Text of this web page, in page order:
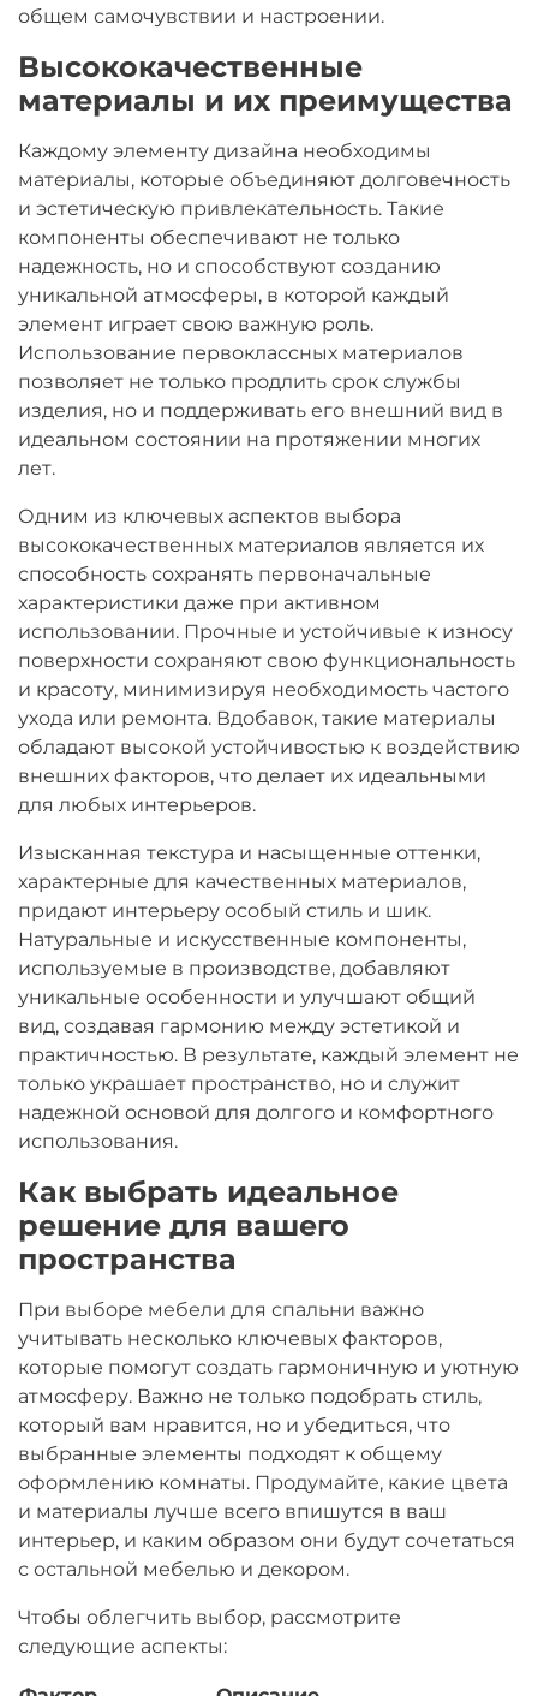
общем самочувствии и настроении.
Высококачественные
материалы и их преимущества
Каждому элементу дизайна необходимы
материалы, которые объединяют долговечность
и эстетическую привлекательность. Такие
компоненты обеспечивают не только
надежность, но и способствуют созданию
уникальной атмосферы, в которой каждый
элемент играет свою важную роль.
Использование первоклассных материалов
позволяет не только продлить срок службы
изделия, но и поддерживать его внешний вид в
идеальном состоянии на протяжении многих
лет.
Одним из ключевых аспектов выбора
высококачественных материалов является их
способность сохранять первоначальные
характеристики даже при активном
использовании. Прочные и устойчивые к износу
поверхности сохраняют свою функциональность
и красоту, минимизируя необходимость частого
ухода или ремонта. Вдобавок, такие материалы
обладают высокой устойчивостью к воздействию
внешних факторов, что делает их идеальными
для любых интерьеров.
Изысканная текстура и насыщенные оттенки,
характерные для качественных материалов,
придают интерьеру особый стиль и шик.
Натуральные и искусственные компоненты,
используемые в производстве, добавляют
уникальные особенности и улучшают общий
вид, создавая гармонию между эстетикой и
практичностью. В результате, каждый элемент не
только украшает пространство, но и служит
надежной основой для долгого и комфортного
использования.
Как выбрать идеальное
решение для вашего
пространства
При выборе мебели для спальни важно
учитывать несколько ключевых факторов,
которые помогут создать гармоничную и уютную
атмосферу. Важно не только подобрать стиль,
который вам нравится, но и убедиться, что
выбранные элементы подходят к общему
оформлению комнаты. Продумайте, какие цвета
и материалы лучше всего впишутся в ваш
интерьер, и каким образом они будут сочетаться
с остальной мебелью и декором.
Чтобы облегчить выбор, рассмотрите
следующие аспекты: